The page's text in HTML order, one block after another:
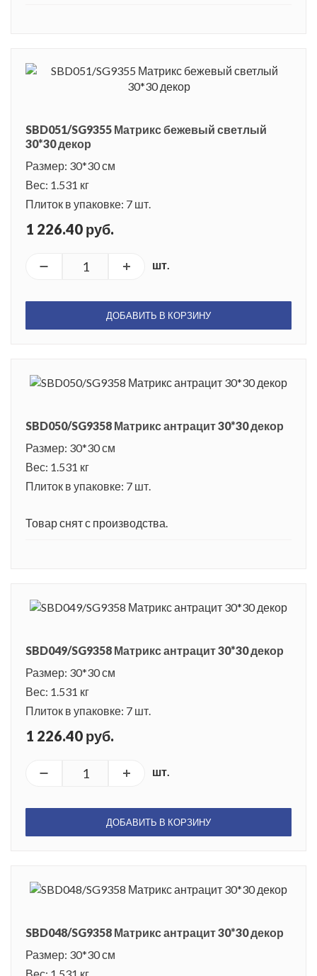
SBD051/SG9355 Матрикс бежевый светлый
30*30 декор
Размер: 30*30 см
Вес: 1.531 кг
Плиток в упаковке: 7 шт.
1 226.40 руб.
шт.
ДОБАВИТЬ В КОРЗИНУ
SBD050/SG9358 Матрикс антрацит 30*30 декор
Размер: 30*30 см
Вес: 1.531 кг
Плиток в упаковке: 7 шт.
Товар снят с производства.
SBD049/SG9358 Матрикс антрацит 30*30 декор
Размер: 30*30 см
Вес: 1.531 кг
Плиток в упаковке: 7 шт.
1 226.40 руб.
шт.
ДОБАВИТЬ В КОРЗИНУ
SBD048/SG9358 Матрикс антрацит 30*30 декор
Размер: 30*30 см